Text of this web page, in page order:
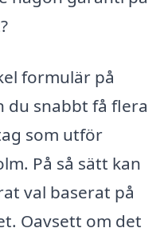
formulär på
du snabbt få flera
som utför
På så sätt kan
val baserat på
Oavsett om det